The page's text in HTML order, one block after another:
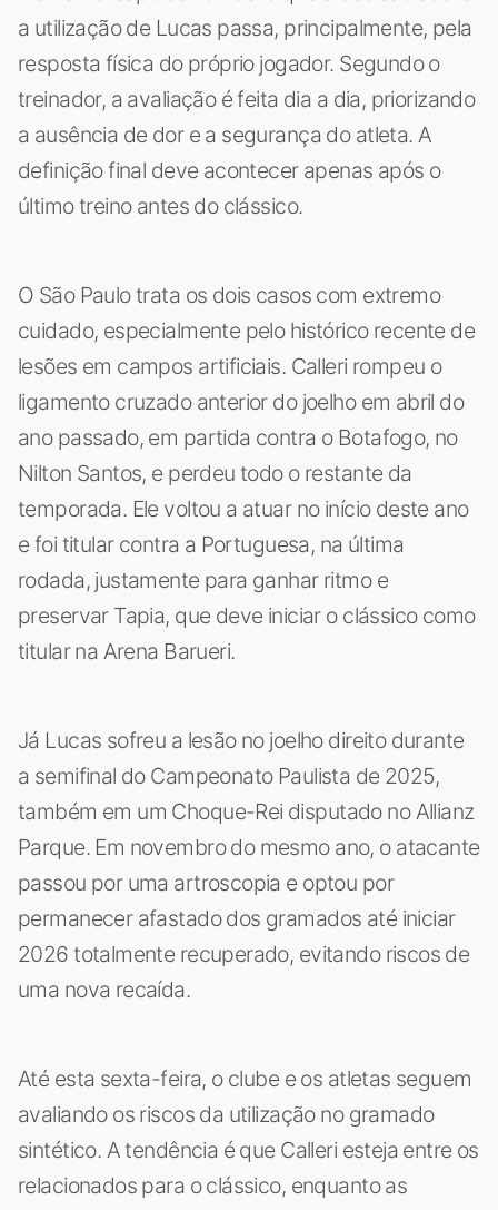
a utilização de Lucas passa, principalmente, pela
resposta física do próprio jogador. Segundo o
treinador, a avaliação é feita dia a dia, priorizando
a ausência de dor e a segurança do atleta. A
definição final deve acontecer apenas após o
último treino antes do clássico.
O São Paulo trata os dois casos com extremo
cuidado, especialmente pelo histórico recente de
lesões em campos artificiais. Calleri rompeu o
ligamento cruzado anterior do joelho em abril do
ano passado, em partida contra o Botafogo, no
Nilton Santos, e perdeu todo o restante da
temporada. Ele voltou a atuar no início deste ano
e foi titular contra a Portuguesa, na última
rodada, justamente para ganhar ritmo e
preservar Tapia, que deve iniciar o clássico como
titular na Arena Barueri.
Já Lucas sofreu a lesão no joelho direito durante
a semifinal do Campeonato Paulista de 2025,
também em um Choque-Rei disputado no Allianz
Parque. Em novembro do mesmo ano, o atacante
passou por uma artroscopia e optou por
permanecer afastado dos gramados até iniciar
2026 totalmente recuperado, evitando riscos de
uma nova recaída.
Até esta sexta-feira, o clube e os atletas seguem
avaliando os riscos da utilização no gramado
sintético. A tendência é que Calleri esteja entre os
relacionados para o clássico, enquanto as